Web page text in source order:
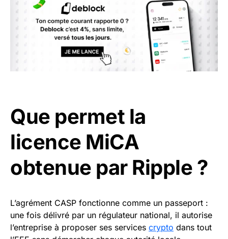
Que permet la
licence MiCA
obtenue par Ripple ?
L’agrément CASP fonctionne comme un passeport :
une fois délivré par un régulateur national, il autorise
l’entreprise à proposer ses services crypto dans tout